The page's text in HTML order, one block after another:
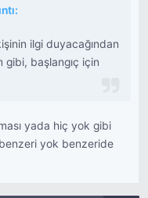
ilgi duyacağından
gibi, başlangıç için
yada hiç yok gibi
yok benzeride